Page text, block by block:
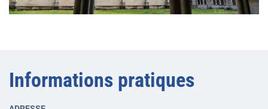
Informations pratiques